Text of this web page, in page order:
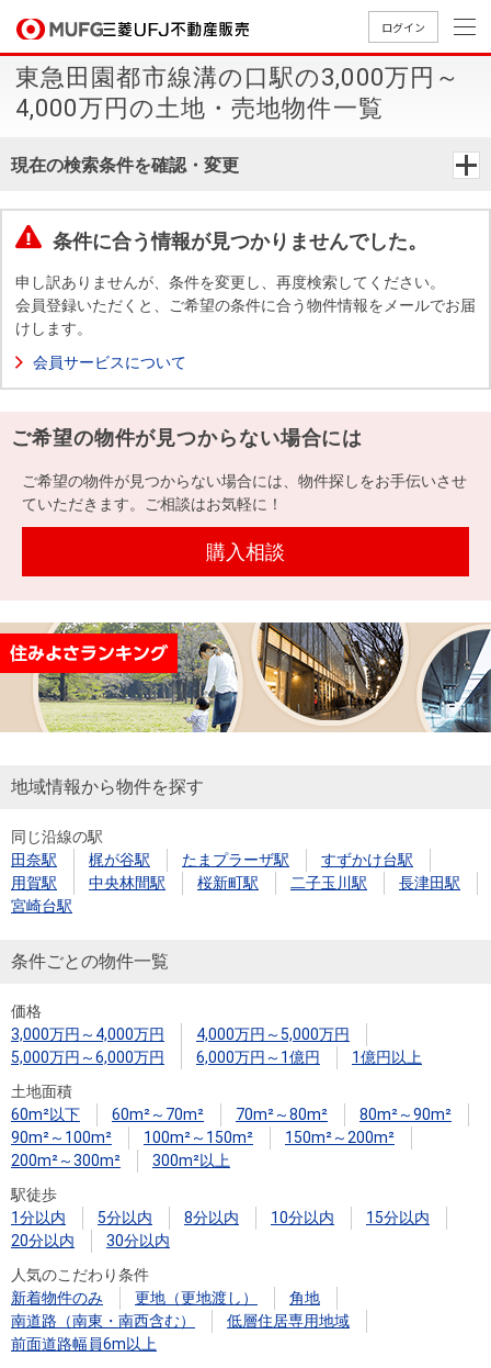
ログイン
買いたいTOP
中古
マン
ンを
探す
築・
一戸
建て
す
用
物
件
を
す
件を
探す
購入向け
サービス
住宅ロー
ンシミュ
住まい1プ
ラス（お
税金の本
（電子ブ
ック）
売りたいTOP
無
料
定
却
談
売却
金額
試算
売却向け
周辺相場
住まい1プ
住まいと
暮らしの
（電子ブ
売却ガイ
ド
店舗案内TOP
店舗のご
案内（首
案内（名
案内（関
会社情報TOP
ごあいさ
つ
要
Way
経営ビジ
ョン
組織図
役員一
沿革
本社地
図
（電子ブ
ック版）
採用情報TOP
新卒採用
情報
採用情報
買いたい
売りたい
店舗案内
会社情報
採用情報
提携企業にお勤めの方
閉じる
東急田園都市線溝の口駅の3,000万円～
4,000万円の土地・売地物件一覧
現在の検索条件を確認・変更
条件に合う情報が見つかりませんでした。
申し訳ありませんが、条件を変更し、再度検索してください。
会員登録いただくと、ご希望の条件に合う物件情報をメールでお届
けします。
会員サービスについて
ご希望の物件が見つからない場合には
ご希望の物件が見つからない場合には、物件探しをお手伝いさせ
ていただきます。ご相談はお気軽に！
購入相談
地域情報から物件を探す
同じ沿線の駅
田奈駅
梶が谷駅 たまプラーザ駅
すずかけ台駅
用賀駅
中央林間駅 桜新町駅 二子玉川駅
長津田駅
宮崎台駅
条件ごとの物件一覧
価格
3,000万円～4,000万円
4,000万円～5,000万円
5,000万円～6,000万円
6,000万円～1億円
1億円以上
土地面積
60m²以下
60m²～70m² 70m²～80m²
80m²～90m²
90m²～100m²
100m²～150m²
150m²～200m²
200m²～300m²
300m²以上
駅徒歩
1分以内
5分以内 8分以内 10分以内
15分以内
20分以内
30分以内
人気のこだわり条件
新着物件のみ
更地（更地渡し）
角地
南道路（南東・南西含む）
低層住居専用地域
前面道路幅員6m以上